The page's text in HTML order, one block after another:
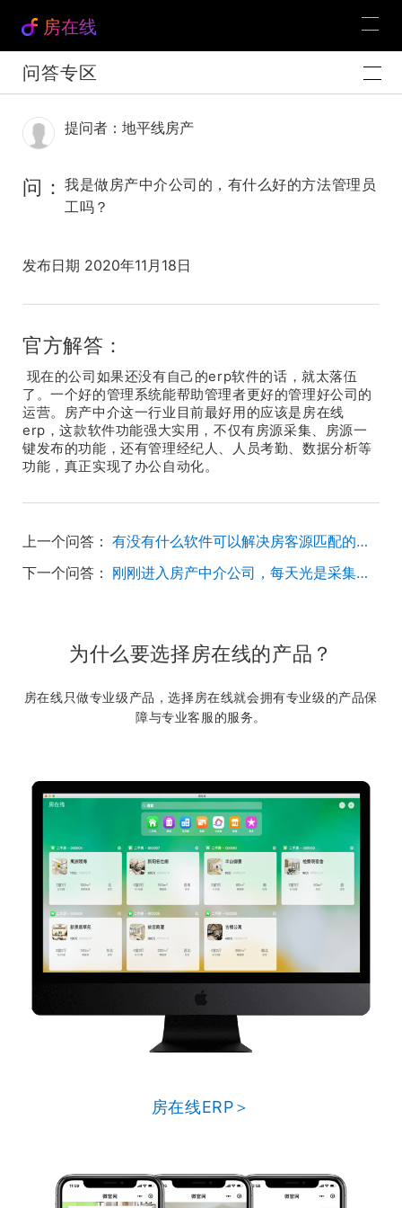
房在线
问答专区
提问者：地平线房产
问： 我是做房产中介公司的，有什么好的方法管理员
工吗？
发布日期 2020年11月18日
官方解答：
现在的公司如果还没有自己的erp软件的话，就太落伍
了。一个好的管理系统能帮助管理者更好的管理好公司的
运营。房产中介这一行业目前最好用的应该是房在线
erp，这款软件功能强大实用，不仅有房源采集、房源一
键发布的功能，还有管理经纪人、人员考勤、数据分析等
功能，真正实现了办公自动化。
上一个问答：
有没有什么软件可以解决房客源匹配的问题？
下一个问答：
刚刚进入房产中介公司，每天光是采集房源就要花很多时间，有没有快速的方法？
为什么要选择房在线的产品？
房在线只做专业级产品，选择房在线就会拥有专业级的产品保
障与专业客服的服务。
房在线ERP＞